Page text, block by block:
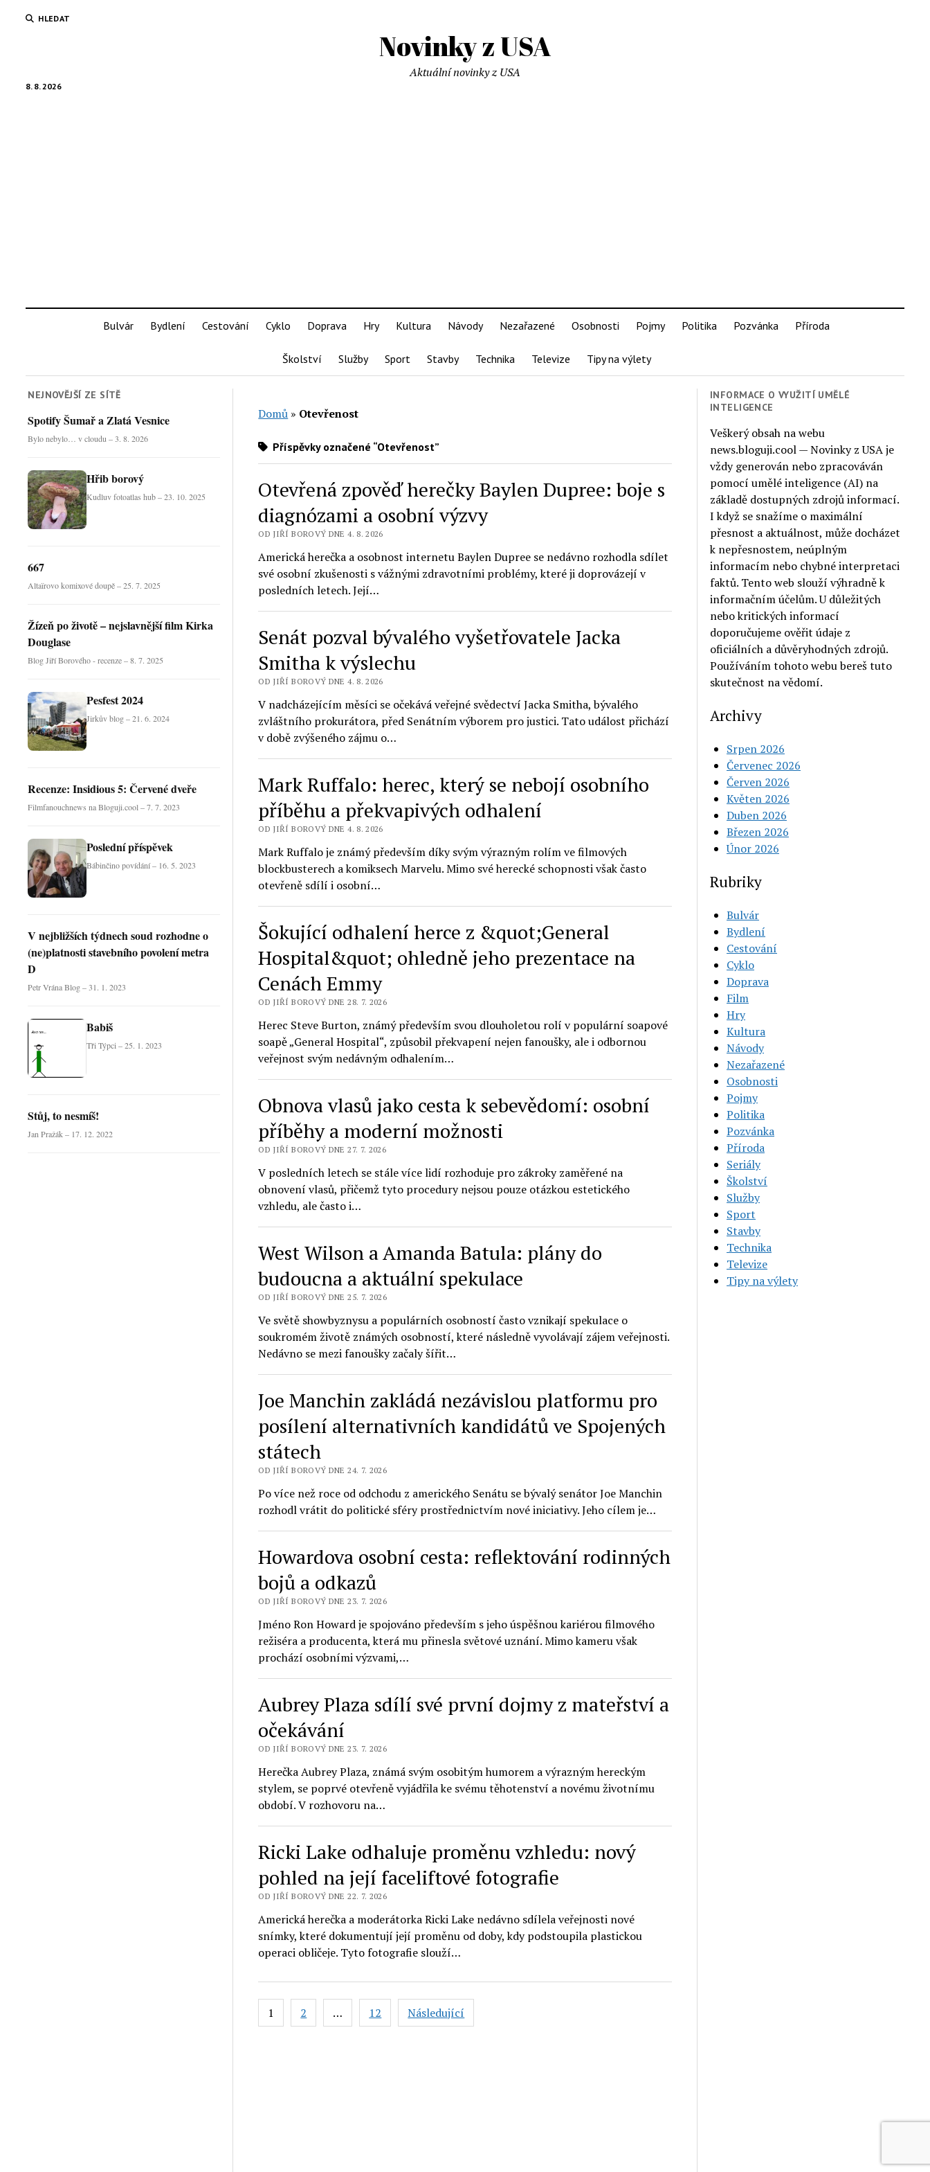
HLEDAT
Novinky z USA
8. 8. 2026
Aktuální novinky z USA
Bulvár Bydlení Cestování Cyklo Doprava Hry Kultura Návody Nezařazené Osobnosti Pojmy Politika Pozvánka Příroda
Školství Služby Sport Stavby Technika Televize Tipy na výlety
NEJNOVĚJŠÍ ZE SÍTĚ
Spotify Šumař a Zlatá Vesnice
Bylo nebylo… v cloudu – 3. 8. 2026
Hřib borový
Kudluv fotoatlas hub – 23. 10. 2025
667
Altaïrovo komixové doupě – 25. 7. 2025
Žízeň po životě – nejslavnější film Kirka
Douglase
Blog Jiří Borového - recenze – 8. 7. 2025
Pesfest 2024
Jirkův blog – 21. 6. 2024
Recenze: Insidious 5: Červené dveře
Filmfanouchnews na Bloguji.cool – 7. 7. 2023
Poslední příspěvek
Bábinčino povídání – 16. 5. 2023
V nejbližších týdnech soud rozhodne o
(ne)platnosti stavebního povolení metra
D
Petr Vrána Blog – 31. 1. 2023
Babiš
Tři Týpci – 25. 1. 2023
Stůj, to nesmíš!
Jan Pražák – 17. 12. 2022
Domů » Otevřenost
Příspěvky označené “Otevřenost”
Otevřená zpověď herečky Baylen Dupree: boje s
diagnózami a osobní výzvy
OD JIŘÍ BOROVÝ DNE 4. 8. 2026
Americká herečka a osobnost internetu Baylen Dupree se nedávno rozhodla sdílet
své osobní zkušenosti s vážnými zdravotními problémy, které ji doprovázejí v
posledních letech. Její…
Senát pozval bývalého vyšetřovatele Jacka
Smitha k výslechu
OD JIŘÍ BOROVÝ DNE 4. 8. 2026
V nadcházejícím měsíci se očekává veřejné svědectví Jacka Smitha, bývalého
zvláštního prokurátora, před Senátním výborem pro justici. Tato událost přichází
v době zvýšeného zájmu o…
Mark Ruffalo: herec, který se nebojí osobního
příběhu a překvapivých odhalení
OD JIŘÍ BOROVÝ DNE 4. 8. 2026
Mark Ruffalo je známý především díky svým výrazným rolím ve filmových
blockbusterech a komiksech Marvelu. Mimo své herecké schopnosti však často
otevřeně sdílí i osobní…
Šokující odhalení herce z &quot;General
Hospital&quot; ohledně jeho prezentace na
Cenách Emmy
OD JIŘÍ BOROVÝ DNE 28. 7. 2026
Herec Steve Burton, známý především svou dlouholetou rolí v populární soapové
soapě „General Hospital“, způsobil překvapení nejen fanoušky, ale i odbornou
veřejnost svým nedávným odhalením…
Obnova vlasů jako cesta k sebevědomí: osobní
příběhy a moderní možnosti
OD JIŘÍ BOROVÝ DNE 27. 7. 2026
V posledních letech se stále více lidí rozhoduje pro zákroky zaměřené na
obnovení vlasů, přičemž tyto procedury nejsou pouze otázkou estetického
vzhledu, ale často i…
West Wilson a Amanda Batula: plány do
budoucna a aktuální spekulace
OD JIŘÍ BOROVÝ DNE 25. 7. 2026
Ve světě showbyznysu a populárních osobností často vznikají spekulace o
soukromém životě známých osobností, které následně vyvolávají zájem veřejnosti.
Nedávno se mezi fanoušky začaly šířit…
Joe Manchin zakládá nezávislou platformu pro
posílení alternativních kandidátů ve Spojených
státech
OD JIŘÍ BOROVÝ DNE 24. 7. 2026
Po více než roce od odchodu z amerického Senátu se bývalý senátor Joe Manchin
rozhodl vrátit do politické sféry prostřednictvím nové iniciativy. Jeho cílem je…
Howardova osobní cesta: reflektování rodinných
bojů a odkazů
OD JIŘÍ BOROVÝ DNE 23. 7. 2026
Jméno Ron Howard je spojováno především s jeho úspěšnou kariérou filmového
režiséra a producenta, která mu přinesla světové uznání. Mimo kameru však
prochází osobními výzvami,…
Aubrey Plaza sdílí své první dojmy z mateřství a
očekávání
OD JIŘÍ BOROVÝ DNE 23. 7. 2026
Herečka Aubrey Plaza, známá svým osobitým humorem a výrazným hereckým
stylem, se poprvé otevřeně vyjádřila ke svému těhotenství a novému životnímu
období. V rozhovoru na…
Ricki Lake odhaluje proměnu vzhledu: nový
pohled na její faceliftové fotografie
OD JIŘÍ BOROVÝ DNE 22. 7. 2026
Americká herečka a moderátorka Ricki Lake nedávno sdílela veřejnosti nové
snímky, které dokumentují její proměnu od doby, kdy podstoupila plastickou
operaci obličeje. Tyto fotografie slouží…
Stránkování
příspěvků
1 2 … 12 Následující
INFORMACE O VYUŽITÍ UMĚLÉ
INTELIGENCE
Veškerý obsah na webu
news.bloguji.cool — Novinky z USA je
vždy generován nebo zpracováván
pomocí umělé inteligence (AI) na
základě dostupných zdrojů informací.
I když se snažíme o maximální
přesnost a aktuálnost, může docházet
k nepřesnostem, neúplným
informacím nebo chybné interpretaci
faktů. Tento web slouží výhradně k
informačním účelům. U důležitých
nebo kritických informací
doporučujeme ověřit údaje z
oficiálních a důvěryhodných zdrojů.
Používáním tohoto webu bereš tuto
skutečnost na vědomí.
Archivy
Srpen 2026
Červenec 2026
Červen 2026
Květen 2026
Duben 2026
Březen 2026
Únor 2026
Rubriky
Bulvár
Bydlení
Cestování
Cyklo
Doprava
Film
Hry
Kultura
Návody
Nezařazené
Osobnosti
Pojmy
Politika
Pozvánka
Příroda
Seriály
Školství
Služby
Sport
Stavby
Technika
Televize
Tipy na výlety